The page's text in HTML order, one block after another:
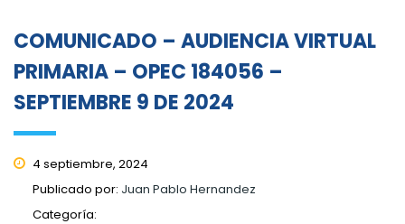
COMUNICADO – AUDIENCIA VIRTUAL
PRIMARIA – OPEC 184056 –
SEPTIEMBRE 9 DE 2024
4 septiembre, 2024
Publicado por: Juan Pablo Hernandez
Categoría: